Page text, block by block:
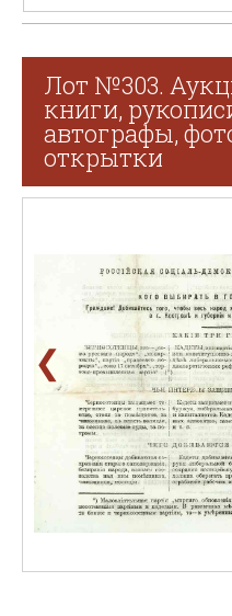
Лот №303.
книги,
автографы,
открытки
❮